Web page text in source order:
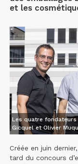
et les
Les quatre fondateurs
Gicquel et Olivier
Créée en juin dernier,
tard du concours